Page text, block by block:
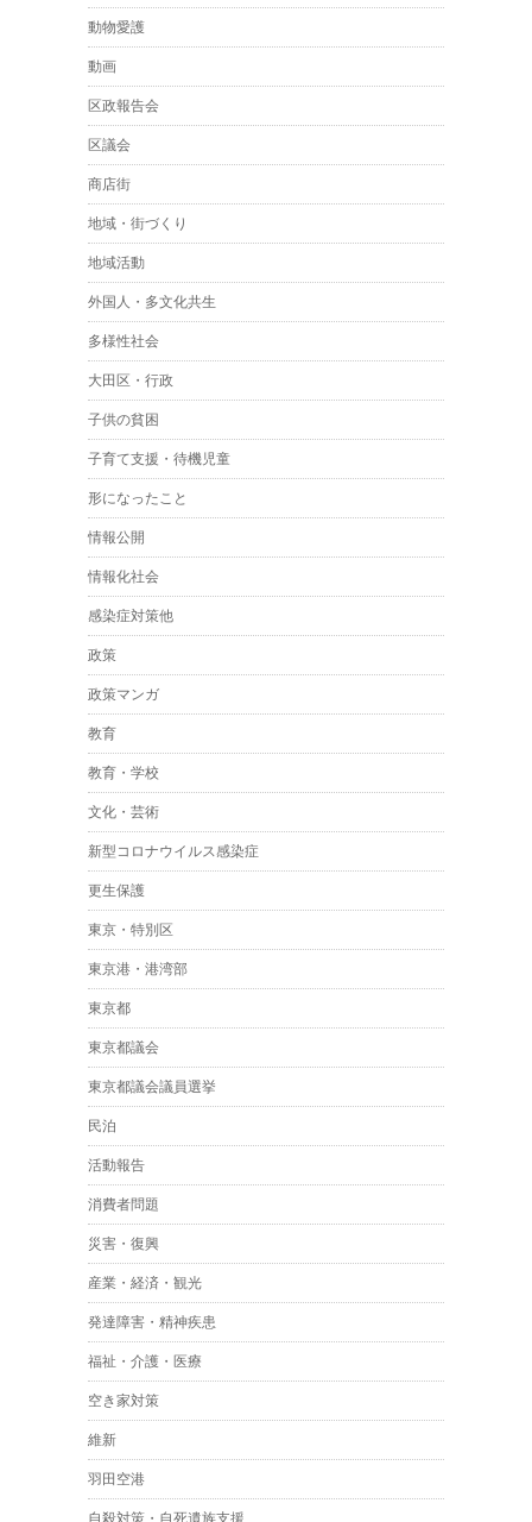
動物愛護
動画
区政報告会
区議会
商店街
地域・街づくり
地域活動
外国人・多文化共生
多様性社会
大田区・行政
子供の貧困
子育て支援・待機児童
形になったこと
情報公開
情報化社会
感染症対策他
政策
政策マンガ
教育
教育・学校
文化・芸術
新型コロナウイルス感染症
更生保護
東京・特別区
東京港・港湾部
東京都
東京都議会
東京都議会議員選挙
民泊
活動報告
消費者問題
災害・復興
産業・経済・観光
発達障害・精神疾患
福祉・介護・医療
空き家対策
維新
羽田空港
自殺対策・自死遺族支援